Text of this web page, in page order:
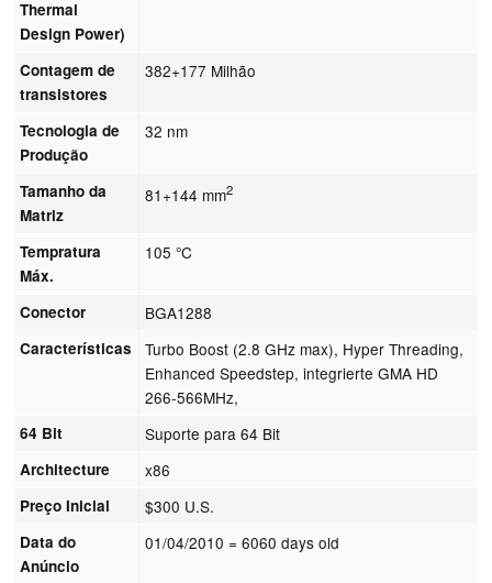
Thermal
Design Power)
Contagem de
transistores
382+177 Milhão
Tecnologia de
Produção
32 nm
Tamanho da
Matriz
81+144 mm2
Tempratura
Máx.
105 °C
Conector BGA1288
Características
Turbo Boost (2.8 GHz max), Hyper Threading,
Enhanced Speedstep, integrierte GMA HD
266-566MHz,
64 Bit Suporte para 64 Bit
Architecture x86
Preço Inicial $300 U.S.
Data do
Anúncio
01/04/2010 = 6060 days old